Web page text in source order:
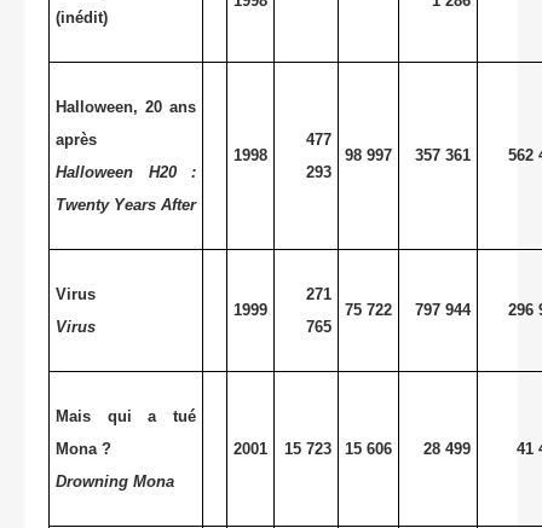
(inédit)
Halloween, 20 ans
après
Halloween H20 :
Twenty Years After
1998
477
293
98 997 357 361 562
Virus
Virus
1999
271
765
75 722 797 944 296
Mais qui a tué
Mona ?
Drowning Mona
2001 15 723 15 606 28 499 41